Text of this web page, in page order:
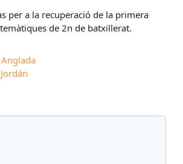
per a la recuperació de la primera
de 2n de batxillerat.